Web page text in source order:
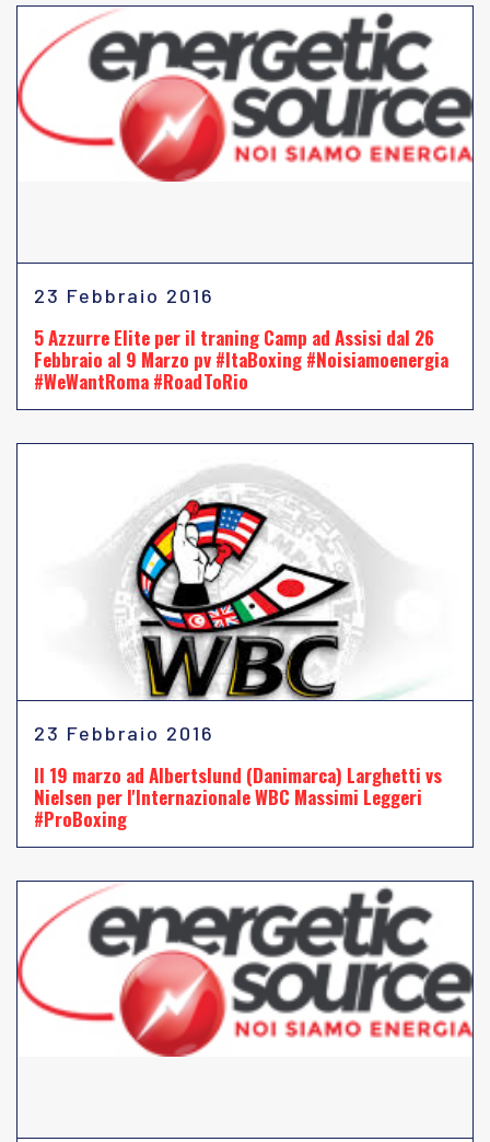
23 Febbraio 2016
5 Azzurre Elite per il traning Camp ad Assisi dal 26
Febbraio al 9 Marzo pv #ItaBoxing #Noisiamoenergia
#WeWantRoma #RoadToRio
23 Febbraio 2016
Il 19 marzo ad Albertslund (Danimarca) Larghetti vs
Nielsen per l'Internazionale WBC Massimi Leggeri
#ProBoxing